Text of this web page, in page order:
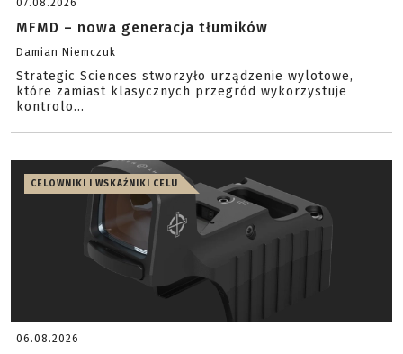
07.08.2026
MFMD – nowa generacja tłumików
Damian Niemczuk
Strategic Sciences stworzyło urządzenie wylotowe,
które zamiast klasycznych przegród wykorzystuje
kontrolo...
CELOWNIKI I WSKAŹNIKI CELU
06.08.2026